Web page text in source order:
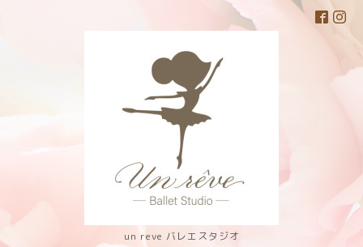
un reve バレエスタジオ